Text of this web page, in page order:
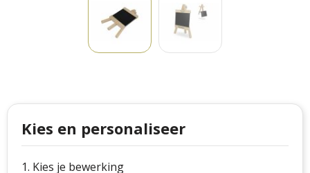
Case Logic
Mepal
Ludieke hoofdbanden
kerstkaarsen
Kies en personaliseer
1. Kies je bewerking